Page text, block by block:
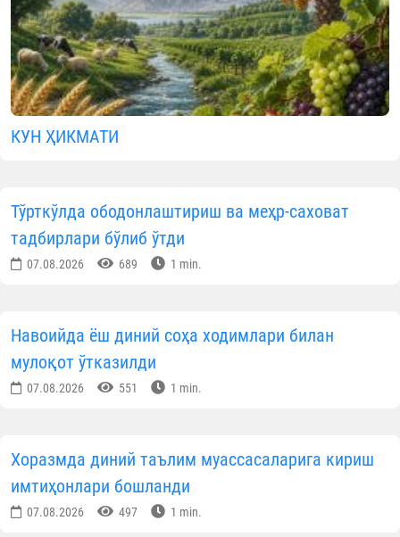
КУН ҲИКМАТИ
Тўрткўлда ободонлаштириш ва меҳр-саховат
тадбирлари бўлиб ўтди
07.08.2026 689 1 min.
Навоийда ёш диний соҳа ходимлари билан
мулоқот ўтказилди
07.08.2026 551 1 min.
Хоразмда диний таълим муассасаларига кириш
имтиҳонлари бошланди
07.08.2026 497 1 min.